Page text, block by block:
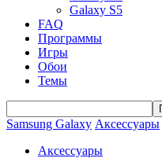
Galaxy S5
FAQ
Программы
Игры
Обои
Темы
Samsung Galaxy Аксессуары
Аксессуары